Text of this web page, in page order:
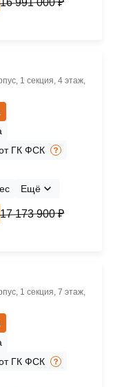
1 секция, 4 этаж,
ГК ФСК
Ещё
17 173 900 ₽
1 секция, 7 этаж,
ГК ФСК